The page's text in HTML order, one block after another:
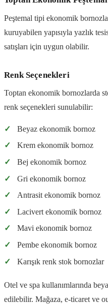
Peştemal tipi ekonomik
kuruyabilen yapısıyla yazlık
satışları için uygun olabilir.
Renk Seçenekleri
Toptan ekonomik bornozlarda
renk seçenekleri sunulabilir:
✓
Beyaz ekonomik bornoz
✓
Krem ekonomik bornoz
✓
Bej ekonomik bornoz
✓
Gri ekonomik bornoz
✓
Antrasit ekonomik bornoz
✓
Lacivert ekonomik bornoz
✓
Mavi ekonomik bornoz
✓
Pembe ekonomik bornoz
✓
Karışık renk stok bornozlar
Otel ve spa kullanımlarında
edilebilir. Mağaza, e-ticaret ve